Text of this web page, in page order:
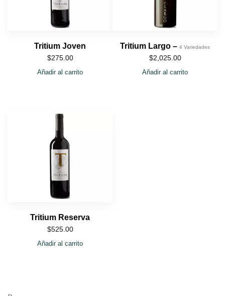
Tritium Joven
$275.00
Añadir al carrito
Tritium Largo – 4 Variedades
$2,025.00
Añadir al carrito
Tritium Reserva
$525.00
Añadir al carrito